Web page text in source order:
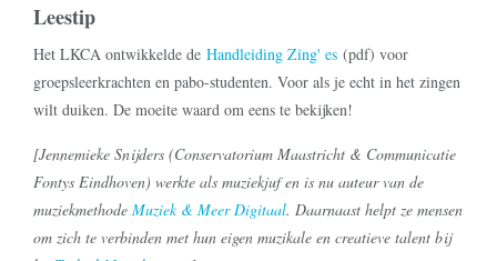
Leestip
Het LKCA ontwikkelde de Handleiding Zing' es (pdf) voor
groepsleerkrachten en pabo-studenten. Voor als je echt in het zingen
wilt duiken. De moeite waard om eens te bekijken!
[Jennemieke Snijders (Conservatorium Maastricht & Communicatie
Fontys Eindhoven) werkte als muziekjuf en is nu auteur van de
muziekmethode Muziek & Meer Digitaal. Daarnaast helpt ze mensen
om zich te verbinden met hun eigen muzikale en creatieve talent bij